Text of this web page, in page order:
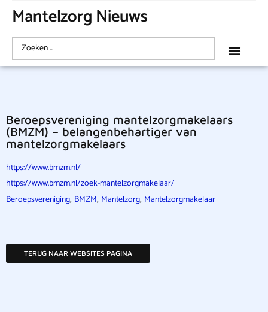
Mantelzorg Nieuws
Beroepsvereniging mantelzorgmakelaars
(BMZM) – belangenbehartiger van
mantelzorgmakelaars
https://www.bmzm.nl/
https://www.bmzm.nl/zoek-mantelzorgmakelaar/
Beroepsvereniging, BMZM, Mantelzorg, Mantelzorgmakelaar
TERUG NAAR WEBSITES PAGINA